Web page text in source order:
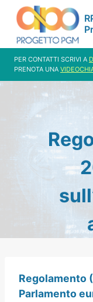
Salta
contenuto
PER CONTATTI SCRIVI A
PRENOTA UNA
Regolamento
Parlamento